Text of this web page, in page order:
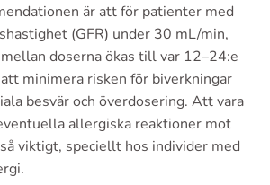
är att för patienter med
(GFR) under 30 mL/min,
doserna ökas till var 12–24:e
minimera risken för biverkningar
besvär och överdosering. Att vara
allergiska reaktioner mot
viktigt, speciellt hos individer med